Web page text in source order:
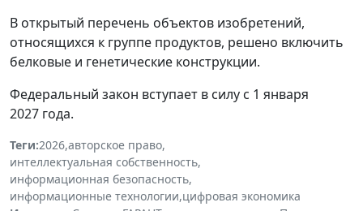
В открытый перечень объектов изобретений,
относящихся к группе продуктов, решено включить
белковые и генетические конструкции.
Федеральный закон вступает в силу с 1 января
2027 года.
Теги:2026,авторское право,
интеллектуальная собственность,
информационная безопасность,
информационные технологии,цифровая экономика